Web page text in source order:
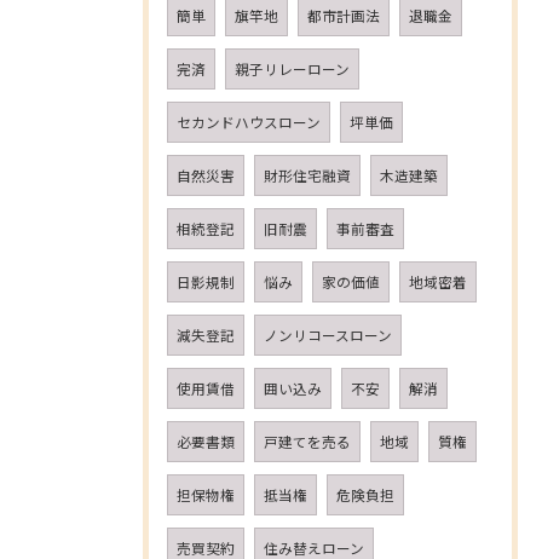
簡単 旗竿地 都市計画法 退職金
完済 親子リレーローン
セカンドハウスローン 坪単価
自然災害 財形住宅融資 木造建築
相続登記 旧耐震 事前審査
日影規制 悩み 家の価値 地域密着
減失登記 ノンリコースローン
使用賃借 囲い込み 不安 解消
必要書類 戸建てを売る 地域 質権
担保物権 抵当権 危険負担
売買契約 住み替えローン